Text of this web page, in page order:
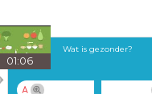
01:06
Wat is gezonder?
A